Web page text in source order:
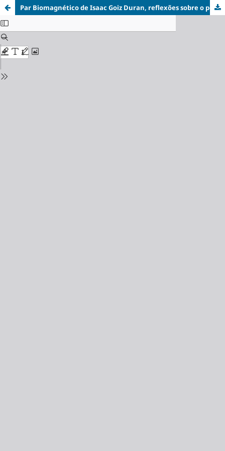
Par Biomagnético de Isaac Goiz Duran, reflexões sobre o potencial terapêutico, um amanhecer de uma nova medicina?